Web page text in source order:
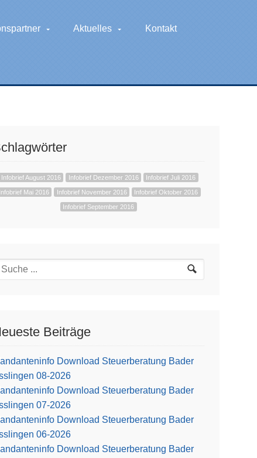
Aktuelles Kontakt
Infobrief August 2016 Infobrief Dezember 2016 Infobrief Juli 2016
Infobrief Mai 2016 Infobrief November 2016 Infobrief Oktober 2016
Infobrief September 2016
Beiträge
Download Steuerberatung Bader
08-2026
Download Steuerberatung Bader
07-2026
Download Steuerberatung Bader
06-2026
Download Steuerberatung Bader